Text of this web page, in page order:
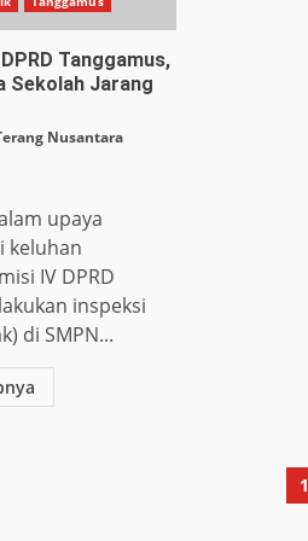
Tanggamus,
Sekolah Jarang
upaya
keluhan
IV DPRD
inspeksi
di SMPN...
1